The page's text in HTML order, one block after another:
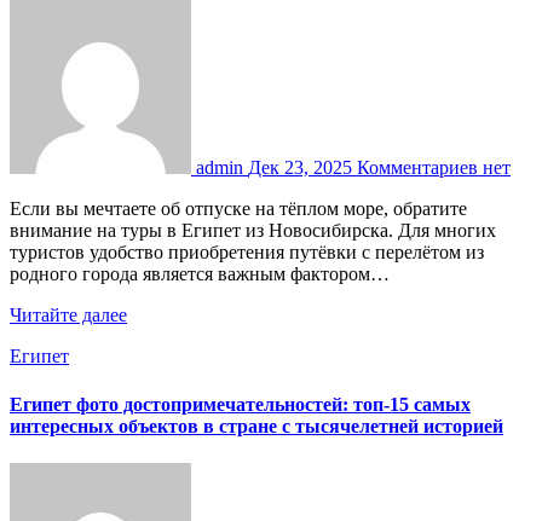
admin Дек 23, 2025 Комментариев нет
Если вы мечтаете об отпуске на тёплом море, обратите
внимание на туры в Египет из Новосибирска. Для многих
туристов удобство приобретения путёвки с перелётом из
родного города является важным фактором…
Читайте далее
Египет
Египет фото достопримечательностей: топ-15 самых
интересных объектов в стране с тысячелетней историей